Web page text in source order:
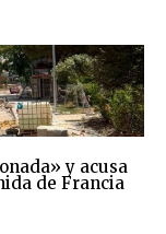
y acusa
de Francia